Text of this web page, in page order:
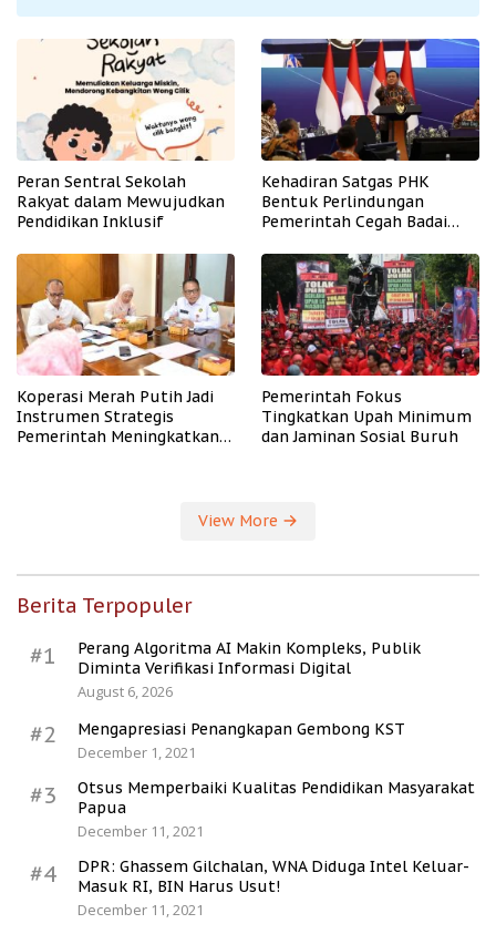
Peran Sentral Sekolah
Rakyat dalam Mewujudkan
Pendidikan Inklusif
Kehadiran Satgas PHK
Bentuk Perlindungan
Pemerintah Cegah Badai
Koperasi Merah Putih Jadi
Instrumen Strategis
Pemerintah Meningkatkan
Pemerintah Fokus
Tingkatkan Upah Minimum
dan Jaminan Sosial Buruh
View More
Berita Terpopuler
#1
Perang Algoritma AI Makin Kompleks, Publik
Diminta Verifikasi Informasi Digital
August 6, 2026
#2
Mengapresiasi Penangkapan Gembong KST
December 1, 2021
#3
Otsus Memperbaiki Kualitas Pendidikan Masyarakat
Papua
December 11, 2021
#4
DPR: Ghassem Gilchalan, WNA Diduga Intel Keluar-
Masuk RI, BIN Harus Usut!
December 11, 2021